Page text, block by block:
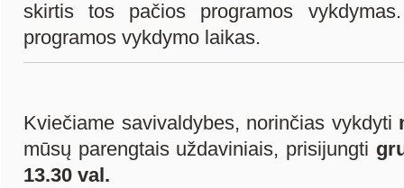
skirtis tos pačios programos
programos vykdymo laikas.
Kviečiame savivaldybes, norinčias vykdyti
mūsų parengtais uždaviniais, prisijungti
13.30 val.